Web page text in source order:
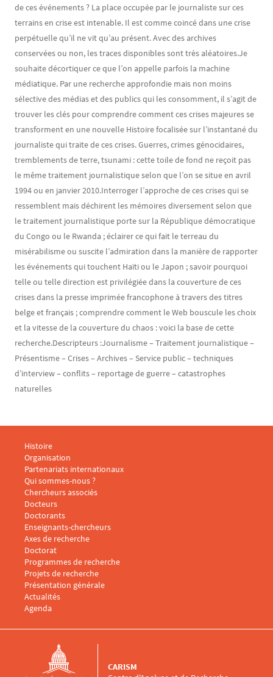
de ces événements ? La place occupée par le journaliste sur ces
terrains en crise est intenable. Il est comme coincé dans une crise
perpétuelle qu’il ne vit qu’au présent. Avec des archives
conservées ou non, les traces disponibles sont très aléatoires.Je
souhaite décortiquer ce que l’on appelle parfois la machine
médiatique. Par une recherche approfondie mais non moins
sélective des médias et des publics qui les consomment, il s’agit de
trouver les clés pour comprendre comment ces crises majeures se
transforment en une nouvelle Histoire focalisée sur l’instantané du
journaliste qui traite de ces crises. Guerres, crimes génocidaires,
tremblements de terre, tsunami : cette toile de fond ne reçoit pas
le même traitement journalistique selon que l’on se situe en avril
1994 ou en janvier 2010.Interroger l’approche de ces crises qui se
ressemblent mais déchirent les mémoires diversement selon que
le traitement journalistique porte sur la République démocratique
du Congo ou le Rwanda ; éclairer ce qui fait le terreau du
misérabilisme ou suscite l’admiration dans la manière de rapporter
les événements qui touchent Haïti ou le Japon ; savoir pourquoi
telle ou telle direction est privilégiée dans la couverture de ces
crises dans la presse imprimée francophone à travers des titres
belge et français ; comprendre comment le Web bouscule les choix
et la vitesse de la couverture du chaos : voici la base de cette
recherche.Descripteurs :Journalisme – Traitement journalistique –
Présentisme – Crises – Archives – Service public – techniques
d’interview – conflits – reportage de guerre – catastrophes
naturelles
Menu footer CARISM 1
Histoire
Organisation
Partenariats internationaux
Qui sommes-nous ?
Menu footer CARISM 2
Chercheurs associés
Docteurs
Doctorants
Enseignants-chercheurs
Menu footer CARISM 3
Axes de recherche
Doctorat
Programmes de recherche
Projets de recherche
Présentation générale
Menu footer CARISM 4
Actualités
Agenda
CARISM